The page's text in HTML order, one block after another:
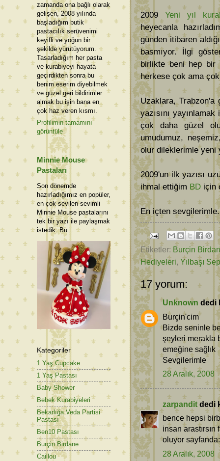
2009Yeni yıl
heyecanla
günden itibaren
basmıyor. İlgi
birlikte beni hep bir
herkese çok ama
Uzaklara, Trabzon'a
yazısını
çok daha güzel
umudumuz,
olur dileklerimle yeni
2009'un ilk yazısı
ihmal ettiğim BD için
En içten
Etiketler: Burçin
Hediyeleri, Yılbaşı
17 yorum:
Unknown dedi
Burçin'cim
Bizde seninle
şeyleri merakla
emeğine sağlık
Sevgilerimle
28 Aralık, 2008
zarpandit dedi
bence hepsi
insan
oluyor
28 Aralık, 2008
zamanda ona bağlı olarak
gelişen, 2008 yılında
başladığım butik
pastacılık serüvenimi
keyifli ve yoğun bir
şekilde yürütüyorum.
Tasarladığım her pasta
ve kurabiyeyi hayata
geçirdikten sonra bu
benim eserim diyebilmek
ve güzel geri bildirimler
almak bu işin bana en
çok haz veren kısmı.
Profilimin tamamını
görüntüle
Minnie Mouse
Pastaları
Son dönemde
hazırladığımız en popüler,
en çok sevilen sevimli
Minnie Mouse pastalarını
tek bir yazı ile paylaşmak
istedik. Bu...
Kategoriler
1 Yaş Cupcake
1 Yaş Pastası
Baby Shower
Bebek Kurabiyeleri
Bekarlığa Veda Partisi
Pastası
Ben10 Pastası
Burçin Birdane
Caillou